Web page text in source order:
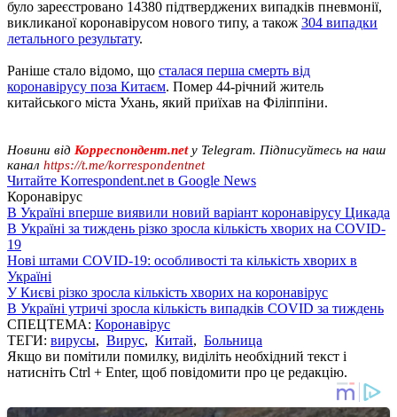
було зареєстровано 14380 підтверджених випадків пневмонії,
викликаної коронавірусом нового типу, а також 304 випадки
летального результату.
Раніше стало відомо, що сталася перша смерть від
коронавірусу поза Китаєм. Помер 44-річний житель
китайського міста Ухань, який приїхав на Філіппіни.
Новини від Корреспондент.net у Telegram. Підписуйтесь на наш
канал https://t.me/korrespondentnet
Читайте Korrespondent.net в Google News
Коронавірус
В Україні вперше виявили новий варіант коронавірусу Цикада
В Україні за тиждень різко зросла кількість хворих на COVID-
19
Нові штами COVID-19: особливості та кількість хворих в
Україні
У Києві різко зросла кількість хворих на коронавірус
В Україні утричі зросла кількість випадків COVID за тиждень
СПЕЦТЕМА: Коронавірус
ТЕГИ: вирусы, Вирус, Китай, Больница
Якщо ви помітили помилку, виділіть необхідний текст і
натисніть Ctrl + Enter, щоб повідомити про це редакцію.